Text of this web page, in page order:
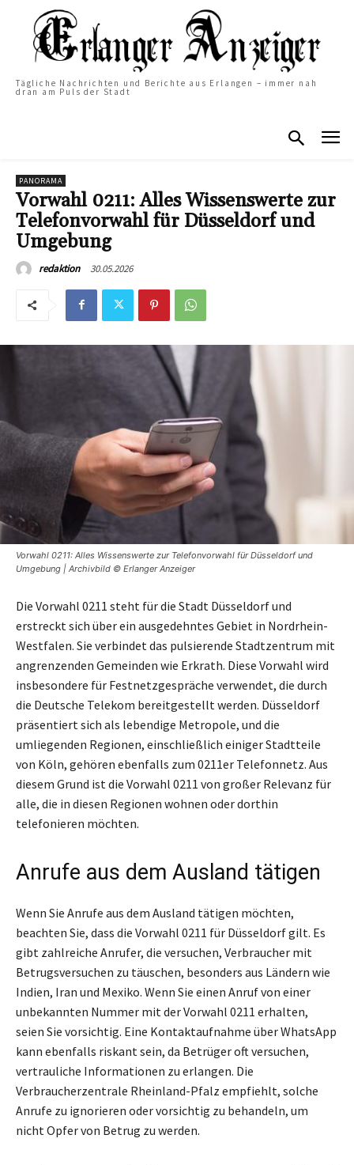
Tägliche Nachrichten und Berichte aus Erlangen – immer nah
dran am Puls der Stadt
PANORAMA
Vorwahl 0211: Alles Wissenswerte zur
Telefonvorwahl für Düsseldorf und
Umgebung
redaktion 30.05.2026
Vorwahl 0211: Alles Wissenswerte zur Telefonvorwahl für Düsseldorf und
Umgebung | Archivbild © Erlanger Anzeiger
Die Vorwahl 0211 steht für die Stadt Düsseldorf und
erstreckt sich über ein ausgedehntes Gebiet in Nordrhein-
Westfalen. Sie verbindet das pulsierende Stadtzentrum mit
angrenzenden Gemeinden wie Erkrath. Diese Vorwahl wird
insbesondere für Festnetzgespräche verwendet, die durch
die Deutsche Telekom bereitgestellt werden. Düsseldorf
präsentiert sich als lebendige Metropole, und die
umliegenden Regionen, einschließlich einiger Stadtteile
von Köln, gehören ebenfalls zum 0211er Telefonnetz. Aus
diesem Grund ist die Vorwahl 0211 von großer Relevanz für
alle, die in diesen Regionen wohnen oder dorthin
telefonieren möchten.
Anrufe aus dem Ausland tätigen
Wenn Sie Anrufe aus dem Ausland tätigen möchten,
beachten Sie, dass die Vorwahl 0211 für Düsseldorf gilt. Es
gibt zahlreiche Anrufer, die versuchen, Verbraucher mit
Betrugsversuchen zu täuschen, besonders aus Ländern wie
Indien, Iran und Mexiko. Wenn Sie einen Anruf von einer
unbekannten Nummer mit der Vorwahl 0211 erhalten,
seien Sie vorsichtig. Eine Kontaktaufnahme über WhatsApp
kann ebenfalls riskant sein, da Betrüger oft versuchen,
vertrauliche Informationen zu erlangen. Die
Verbraucherzentrale Rheinland-Pfalz empfiehlt, solche
Anrufe zu ignorieren oder vorsichtig zu behandeln, um
nicht Opfer von Betrug zu werden.